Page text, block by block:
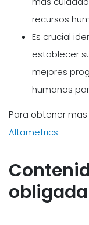
recursos
Es crucial
establecer
mejores
humanos
Para obtener
Altametrics
obligada